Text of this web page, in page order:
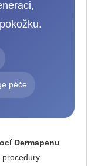
péče
Dermapenu
procedury